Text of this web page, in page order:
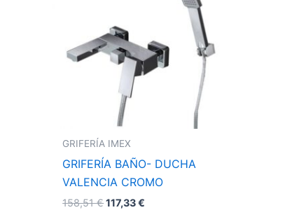
GRIFERÍA IMEX
GRIFERÍA BAÑO- DUCHA
VALENCIA CROMO
158,51€117,33€